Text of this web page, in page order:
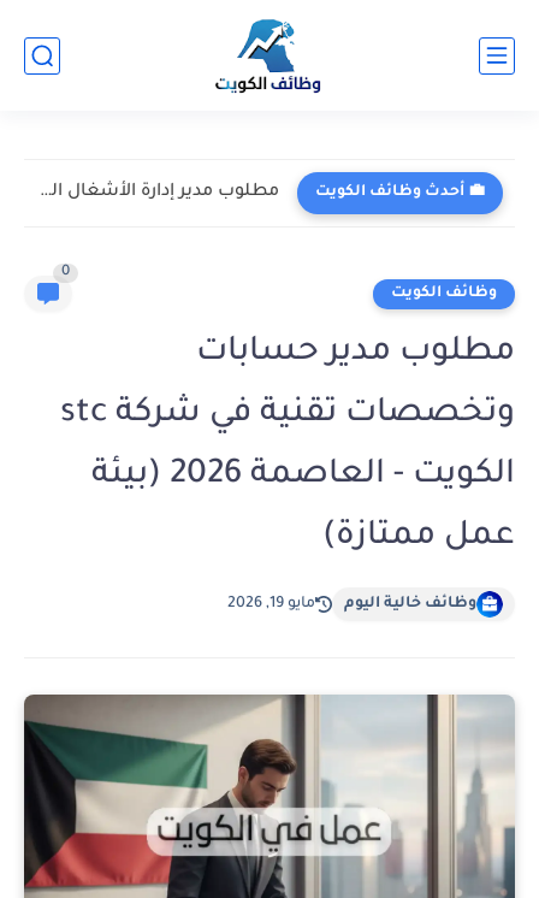
💼 أحدث وظائف الكويت مطلوب مدير إدارة الأشغال العامة في شركة فلور لخدمات الهندسة...
وظائف الكويت
0
مطلوب مدير حسابات
وتخصصات تقنية في شركة stc
الكويت - العاصمة 2026 (بيئة
عمل ممتازة)
وظائف خالية اليوم مايو 19, 2026